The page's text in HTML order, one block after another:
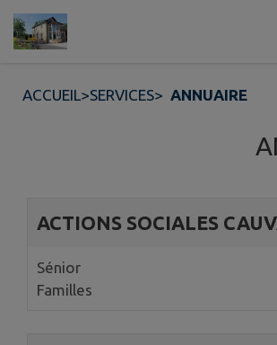
Contenu
ACCUEIL>SERVICES> ANNUAIRE
ACTIONS SOCIALES
Sénior
Familles